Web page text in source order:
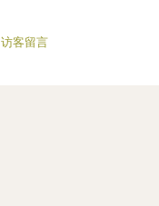
访客留言